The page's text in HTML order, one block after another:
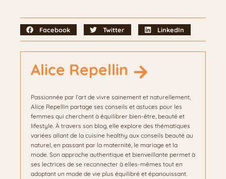
Facebook Twitter LinkedIn
Alice Repellin
Passionnée par l’art de vivre sainement et naturellement,
Alice Repellin partage ses conseils et astuces pour les
femmes qui cherchent à équilibrer bien-être, beauté et
lifestyle. À travers son blog, elle explore des thématiques
variées allant de la cuisine healthy aux conseils beauté au
naturel, en passant par la maternité, le mariage et la
mode. Son approche authentique et bienveillante permet à
ses lectrices de se reconnecter à elles-mêmes tout en
adoptant un mode de vie plus équilibré et épanouissant.